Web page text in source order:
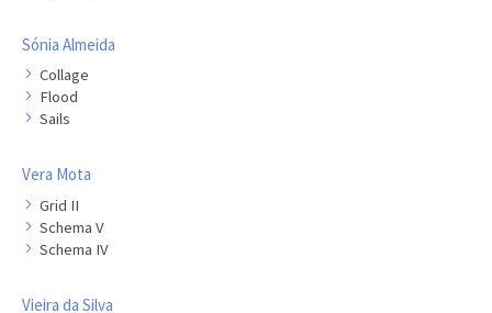
Sónia Almeida
Collage
Flood
Sails
Vera Mota
Grid II
Schema V
Schema IV
Vieira da Silva